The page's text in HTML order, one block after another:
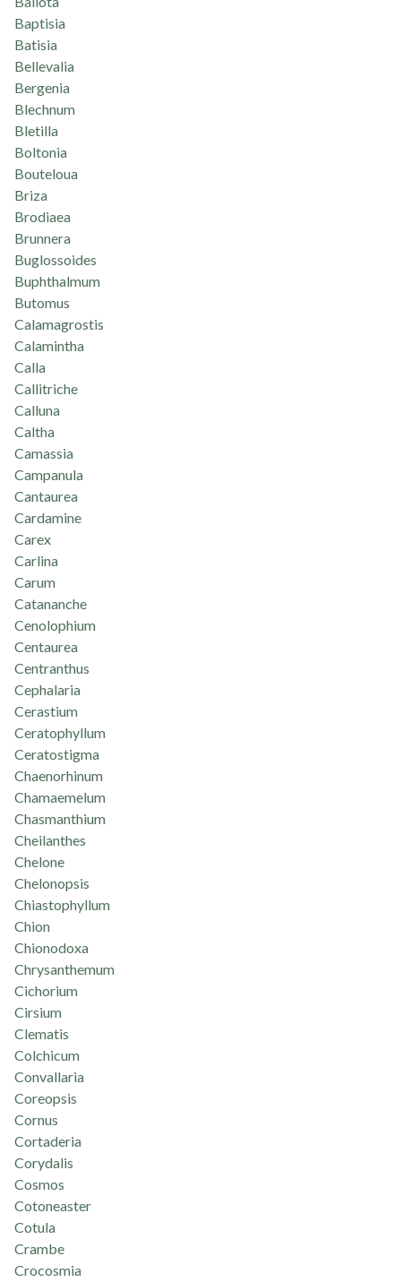
Baptisia
Batisia
Bellevalia
Bergenia
Blechnum
Bletilla
Boltonia
Bouteloua
Briza
Brodiaea
Brunnera
Buglossoides
Buphthalmum
Butomus
Calamagrostis
Calamintha
Calla
Callitriche
Calluna
Caltha
Camassia
Campanula
Cantaurea
Cardamine
Carex
Carlina
Carum
Catananche
Cenolophium
Centaurea
Centranthus
Cephalaria
Cerastium
Ceratophyllum
Ceratostigma
Chaenorhinum
Chamaemelum
Chasmanthium
Cheilanthes
Chelone
Chelonopsis
Chiastophyllum
Chion
Chionodoxa
Chrysanthemum
Cichorium
Cirsium
Clematis
Colchicum
Convallaria
Coreopsis
Cornus
Cortaderia
Corydalis
Cosmos
Cotoneaster
Cotula
Crambe
Crocosmia